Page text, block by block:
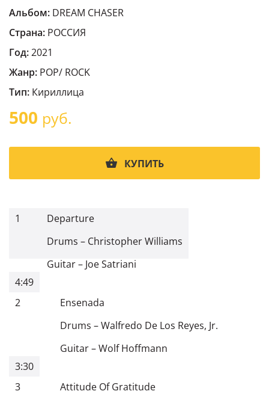
Альбом: DREAM CHASER
Страна: РОССИЯ
Год:2021
Жанр: POP/ ROCK
Тип: Кириллица
500 руб.
КУПИТЬ
1
Departure
Drums – Christopher Williams
Guitar– Joe Satriani
4:49
2
Ensenada
Drums –Walfredo De Los Reyes, Jr.
Guitar–Wolf Hoffmann
3:30
3
Attitude Of Gratitude